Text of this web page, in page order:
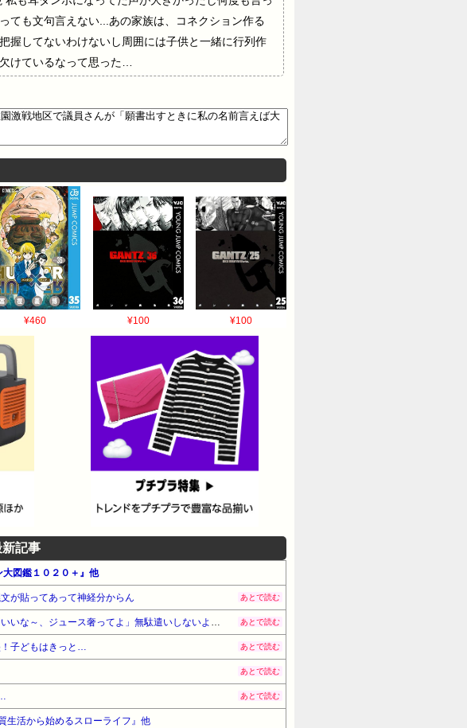
ても文句言えない...あの家族は、コネクション作る
握してないわけないし周囲には子供と一緒に行列作
けているなって思った…
¥460 ¥100 ¥100
記事
図鑑１０２０＋』他
が貼ってあって神経分からん あとで読む
バイトの先輩「給料いくら貰ったのか」と聞かれ先輩より俺が２万多くあった→先輩「いいな～、ジュース奢ってよ」無駄遣いしないようにしてるし断ると… あとで読む
子どもはきっと… あとで読む
あとで読む
あとで読む
生活から始めるスローライフ』他